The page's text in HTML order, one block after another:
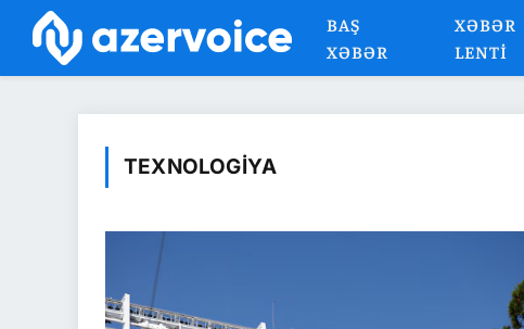
BAŞ
XƏBƏR
XƏBƏR
LENTI
TEXNOLOGIYA